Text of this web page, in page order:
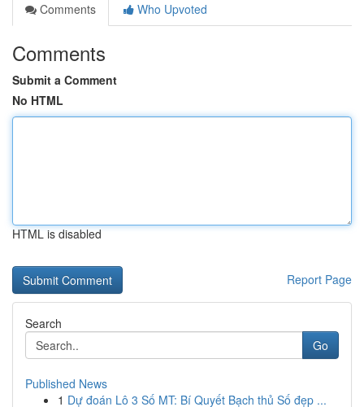
Comments
Who Upvoted
Comments
Submit a Comment
No HTML
HTML is disabled
Report Page
Search
Go
Published News
1 Dự đoán Lô 3 Số MT: Bí Quyết Bạch thủ Số đẹp ...